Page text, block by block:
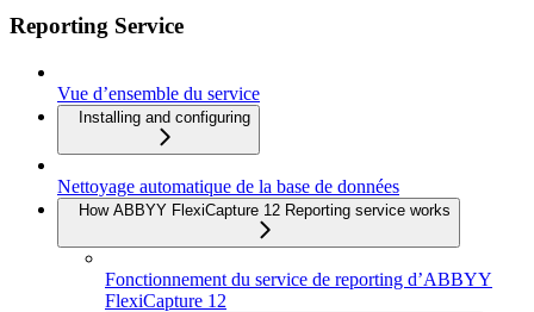
Reporting Service
Vue d’ensemble du service
Installing and configuring
Nettoyage automatique de la base de données
How ABBYY FlexiCapture 12 Reporting service works
Fonctionnement du service de reporting d’ABBYY
FlexiCapture 12